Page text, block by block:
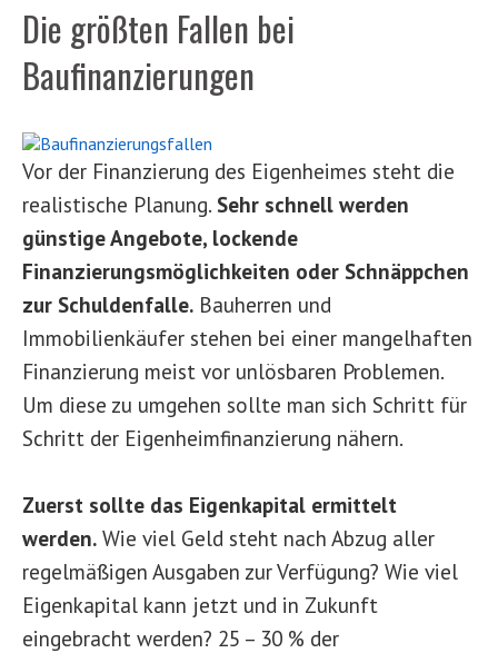
Die größten Fallen bei
Baufinanzierungen
Vor der Finanzierung des Eigenheimes steht die
realistische Planung. Sehr schnell werden
günstige Angebote, lockende
Finanzierungsmöglichkeiten oder Schnäppchen
zur Schuldenfalle. Bauherren und
Immobilienkäufer stehen bei einer mangelhaften
Finanzierung meist vor unlösbaren Problemen.
Um diese zu umgehen sollte man sich Schritt für
Schritt der Eigenheimfinanzierung nähern.
Zuerst sollte das Eigenkapital ermittelt
werden. Wie viel Geld steht nach Abzug aller
regelmäßigen Ausgaben zur Verfügung? Wie viel
Eigenkapital kann jetzt und in Zukunft
eingebracht werden? 25 – 30 % der